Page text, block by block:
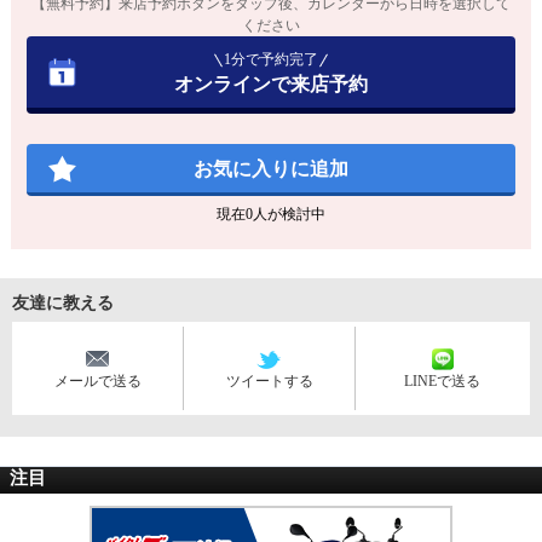
【無料予約】来店予約ボタンをタップ後、カレンダーから日時を選択して
ください
1分で予約完了
オンラインで来店予約
お気に入りに追加
現在0人が検討中
友達に教える
メールで送る ツイートする LINEで送る
注目